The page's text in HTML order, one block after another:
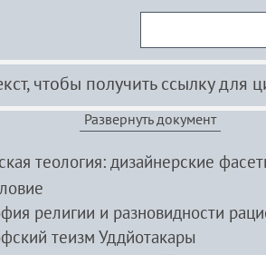
чтобы получить ссылку для
Развернуть документ
теология: дизайнерские
религии и разновидности
теизм Уддйотакары